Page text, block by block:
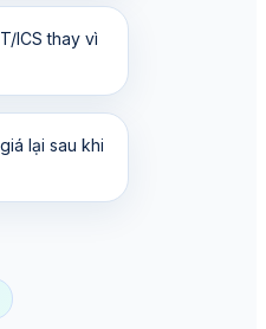
ICS thay vì
lại sau khi